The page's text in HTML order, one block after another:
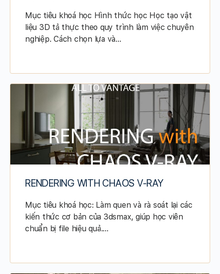
Mục tiêu khoá học Hình thức học Học tạo vật
liệu 3D tả thực theo quy trình làm việc chuyên
nghiệp. Cách chọn lựa và…
RENDERING WITH CHAOS V-RAY
Mục tiêu khoá học: Làm quen và rà soát lại các
kiến thức cơ bản của 3dsmax, giúp học viên
chuẩn bị file hiệu quả.…